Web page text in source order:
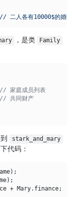
，是类 Family
// 家庭成员列表
// 共同财产
stark_and_mary
代码：